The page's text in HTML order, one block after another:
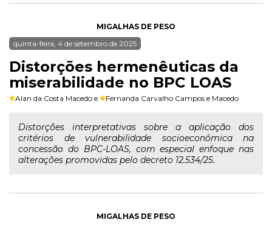
MIGALHAS DE PESO
quinta-feira, 4 de setembro de 2025
Distorções hermenêuticas da
miserabilidade no BPC LOAS
Alan da Costa Macedo e Fernanda Carvalho Campos e Macedo
Distorções interpretativas sobre a aplicação dos
critérios de vulnerabilidade socioeconômica na
concessão do BPC-LOAS, com especial enfoque nas
alterações promovidas pelo decreto 12.534/25.
MIGALHAS DE PESO